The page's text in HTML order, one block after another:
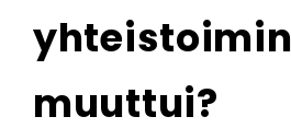
muuttui?